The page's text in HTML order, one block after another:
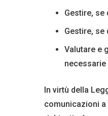
Gestire, se
Gestire, se
Valutare e
necessarie
In virtù della
comunicazioni